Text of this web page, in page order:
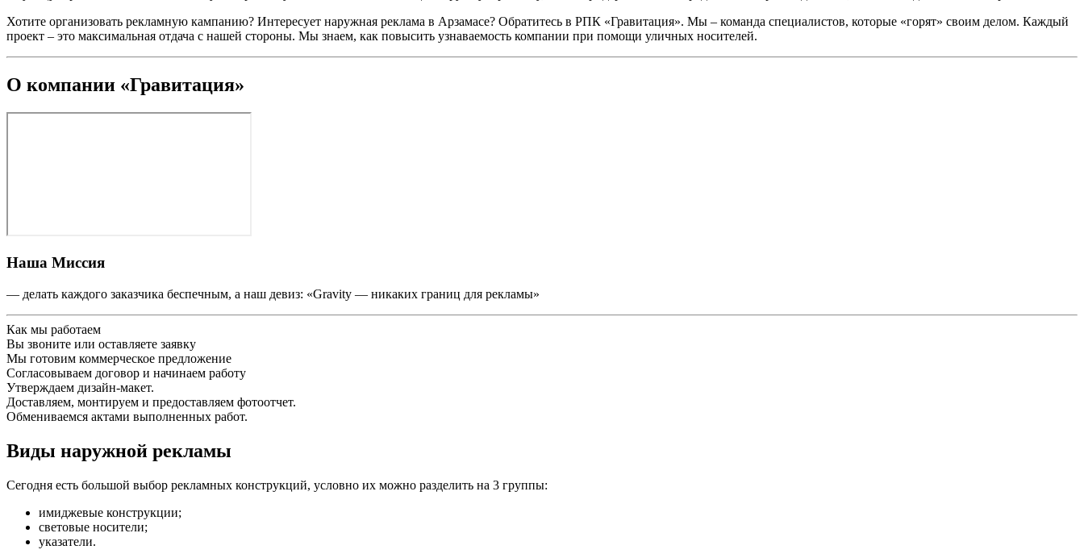
Хотите организовать рекламную кампанию? Интересует наружная реклама в Арзамасе? Обратитесь в РПК «Гравитация». Мы – команда специалистов, которые «горят» своим делом. Каждый
проект – это максимальная отдача с нашей стороны. Мы знаем, как повысить узнаваемость компании при помощи уличных носителей.
О компании «Гравитация»
Наша Миссия
— делать каждого заказчика беспечным, а наш девиз: «Gravity — никаких границ для рекламы»
Как мы работаем
Вы звоните или оставляете заявку
Мы готовим коммерческое предложение
Согласовываем договор и начинаем работу
Утверждаем дизайн-макет.
Доставляем, монтируем и предоставляем фотоотчет.
Обмениваемся актами выполненных работ.
Виды наружной рекламы
Сегодня есть большой выбор рекламных конструкций, условно их можно разделить на 3 группы:
имиджевые конструкции;
световые носители;
указатели.